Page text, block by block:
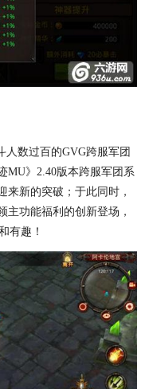
人数过百的GVG跨服军团
MU》2.40版本跨服军团系
来新的突破；于此同时，
主功能福利的创新登场，
有趣！